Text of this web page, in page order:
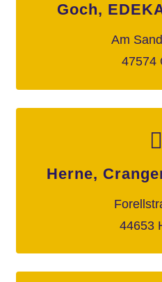
Goch,
Am
47574
Herne,
44653